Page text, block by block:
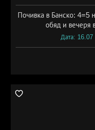
Почивка в Банско: 4=5
обяд и вечеря
Дата: